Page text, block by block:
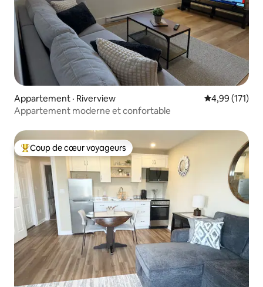
Appartement · Riverview Note
4,99 (171)
Appartement moderne et confortable
Coup de cœur voyageurs parmi les plus aimés
Coup de cœur voyageurs